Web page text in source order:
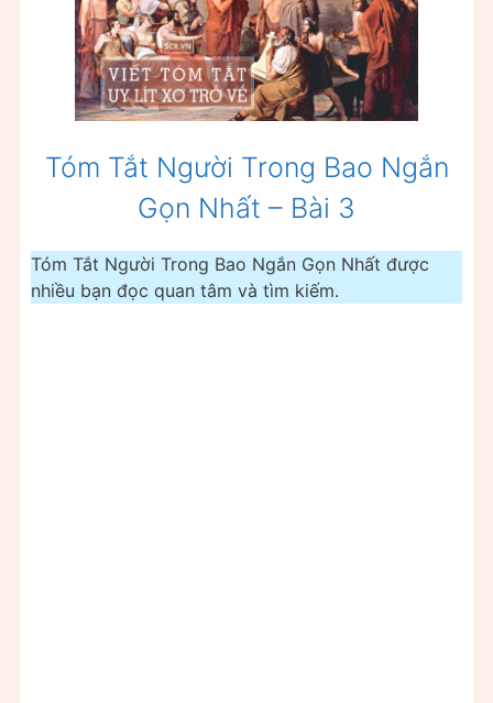
Tóm Tắt Người Trong Bao Ngắn
Gọn Nhất – Bài 3
Tóm Tắt Người Trong Bao Ngắn Gọn Nhất được
nhiều bạn đọc quan tâm và tìm kiếm.